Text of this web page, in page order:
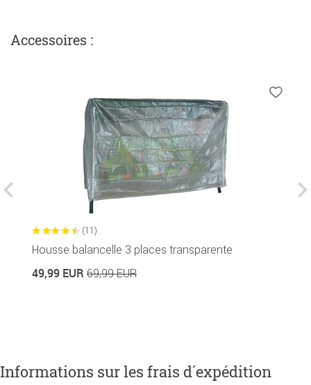
Accessoires :
(11)
Housse balancelle 3 places transparente
49,99 EUR 69,99 EUR
Informations sur les frais d´expédition